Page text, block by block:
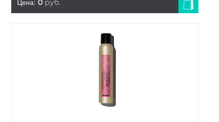
Цена: 0 руб.